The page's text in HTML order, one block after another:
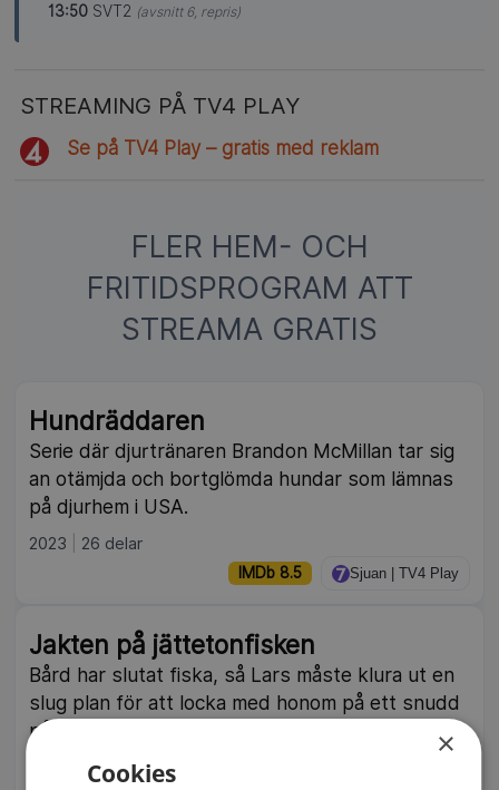
13:50 SVT2 (avsnitt 6, repris)
STREAMING PÅ TV4 PLAY
Se på TV4 Play – gratis med reklam
FLER HEM- OCH
FRITIDSPROGRAM ATT
STREAMA GRATIS
Hundräddaren
Serie där djurtränaren Brandon McMillan tar sig
an otämjda och bortglömda hundar som lämnas
på djurhem i USA.
2023 26 delar
IMDb 8.5 Sjuan | TV4 Play
Jakten på jättetonfisken
Bård har slutat fiska, så Lars måste klura ut en
slug plan för att locka med honom på ett snudd
på omöjligt tonfiskäventyr. Varm och humoristisk
norsk dokumentär om vänskap och besatthet.×
Cookies